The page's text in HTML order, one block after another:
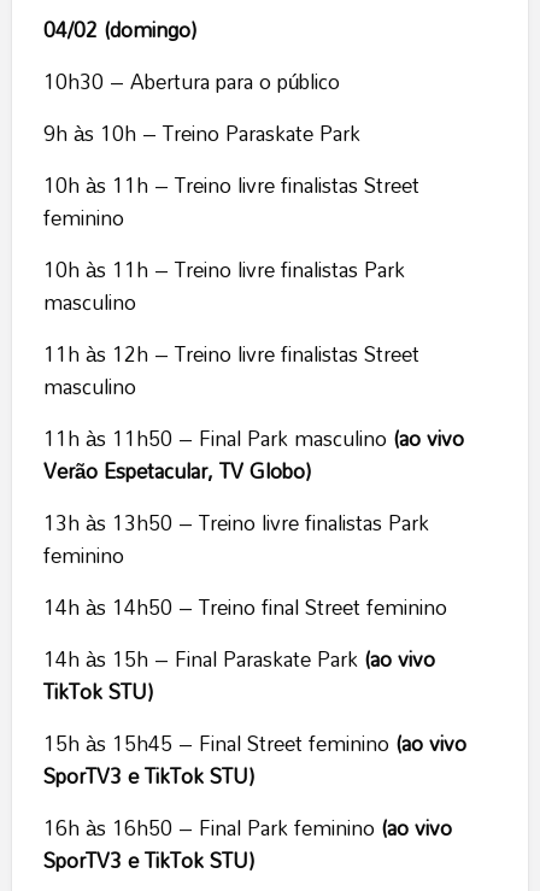
04/02 (domingo)
10h30 – Abertura para o público
9h às 10h – Treino Paraskate Park
10h às 11h – Treino livre finalistas Street
feminino
10h às 11h – Treino livre finalistas Park
masculino
11h às 12h – Treino livre finalistas Street
masculino
11h às 11h50 – Final Park masculino (ao vivo
Verão Espetacular, TV Globo)
13h às 13h50 – Treino livre finalistas Park
feminino
14h às 14h50 – Treino final Street feminino
14h às 15h – Final Paraskate Park(ao vivo
TikTok STU)
15h às 15h45 – Final Street feminino (ao vivo
SporTV3 e TikTok STU)
16h às 16h50 – Final Park feminino (ao vivo
SporTV3 e TikTok STU)